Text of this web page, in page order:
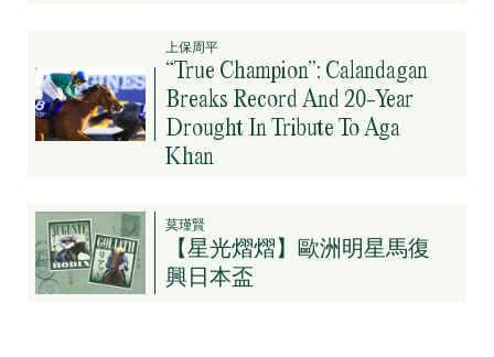
上保周平
“True Champion”: Calandagan
Breaks Record And 20-Year
Drought In Tribute To Aga
Khan
莫瑾賢
【星光熠熠】歐洲明星馬復
興日本盃